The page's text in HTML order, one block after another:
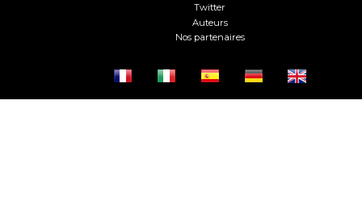
Twitter
Auteurs
Nos partenaires